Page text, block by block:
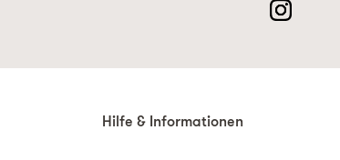
Hilfe & Informationen